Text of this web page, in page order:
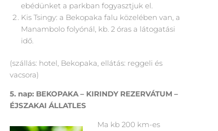
ebédünket a parkban fogyasztjuk el.
Kis Tsingy: a Bekopaka falu közelében van, a
Manambolo folyónál, kb. 2 óras a látogatási
idő.
(szállás: hotel, Bekopaka, ellátás: reggeli és
vacsora)
5. nap: BEKOPAKA – KIRINDY REZERVÁTUM –
ÉJSZAKAI ÁLLATLES
Ma kb 200 km-es